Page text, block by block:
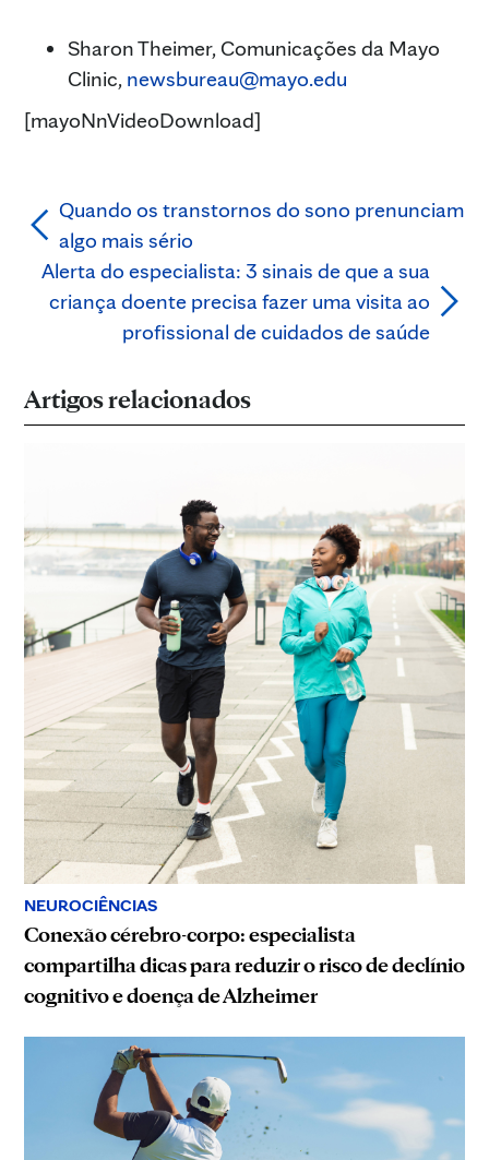
Sharon Theimer, Comunicações da Mayo
Clinic, newsbureau@mayo.edu
[mayoNnVideoDownload]
Quando os transtornos do sono prenunciam
algo mais sério
Alerta do especialista: 3 sinais de que a sua
criança doente precisa fazer uma visita ao
profissional de cuidados de saúde
Artigos relacionados
NEUROCIÊNCIAS
Conexão cérebro-corpo: especialista
compartilha dicas para reduzir o risco de declínio
cognitivo e doença de Alzheimer